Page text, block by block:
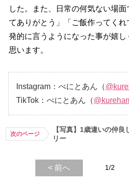
した。また、日常の何気ない場
てありがとう」「ご飯作ってく
発的に言うようになった事が嬉し
思います。
Instagram：べにとあん（
TikTok：べにとあん（
次のページ
【写真】1歳違いの仲
リー
< 前へ 1/2